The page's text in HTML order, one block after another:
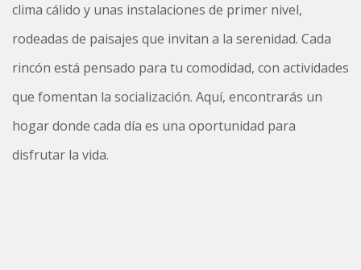
clima cálido y unas instalaciones de primer nivel,
rodeadas de paisajes que invitan a la serenidad. Cada
rincón está pensado para tu comodidad, con actividades
que fomentan la socialización. Aquí, encontrarás un
hogar donde cada día es una oportunidad para
disfrutar la vida.